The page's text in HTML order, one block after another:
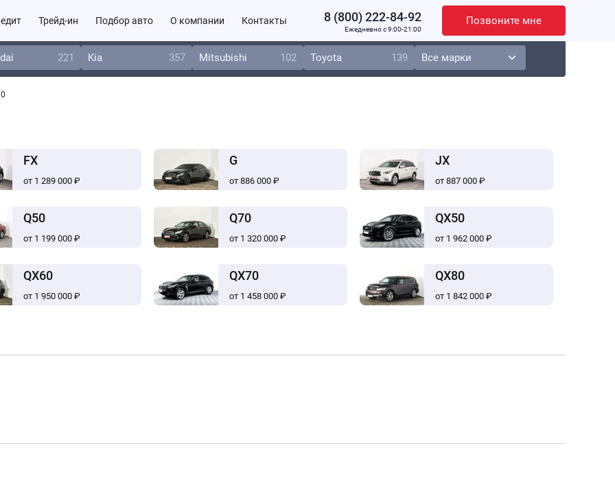
Трейд-ин Подбор авто О компании Контакты 8 (800) 222-84-92
Ежедневно c 9:00-21:00
Позвоните мне
221 Kia 357 Mitsubishi 102 Toyota 139
FX
от 1 289 000 ₽
G
от 886 000 ₽
JX
от 887 000 ₽
Q50
от 1 199 000 ₽
Q70
от 1 320 000 ₽
QX50
от 1 962 000 ₽
QX60
от 1 950 000 ₽
QX70
от 1 458 000 ₽
QX80
от 1 842 000 ₽